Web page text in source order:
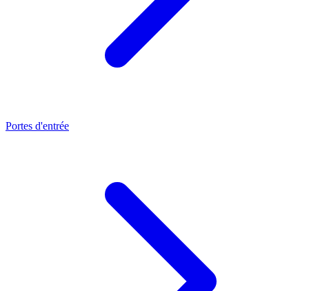
Portes d'entrée